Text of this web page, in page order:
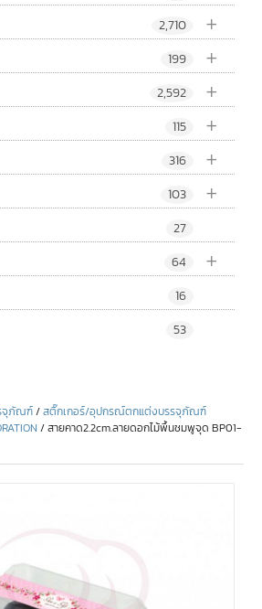
+
2,710
+
199
+
2,592
+
115
+
316
+
103
27
+
64
16
53
จุภัณฑ์/สติ๊กเกอร์/อุปกรณ์ตกแต่งบรรจุภัณฑ์
/ สายคาด2.2cm.ลายดอกไม้พื้นชมพูจุด BP01-